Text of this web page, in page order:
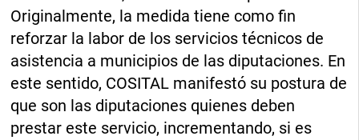
Originalmente, la medida tiene como fin
reforzar la labor de los servicios técnicos de
asistencia a municipios de las diputaciones. En
este sentido, COSITAL manifestó su postura de
que son las diputaciones quienes deben
prestar este servicio, incrementando, si es